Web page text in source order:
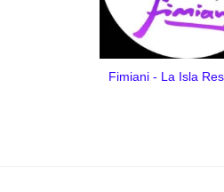
Fimiani - La Isla